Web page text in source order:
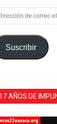
Suscribir
17 AÑOS DE